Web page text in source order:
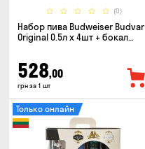
(0)
Набор пива Budweiser Budvar
Original 0.5л х 4шт + бокал
528,00
грн за 1 шт
Только онлайн